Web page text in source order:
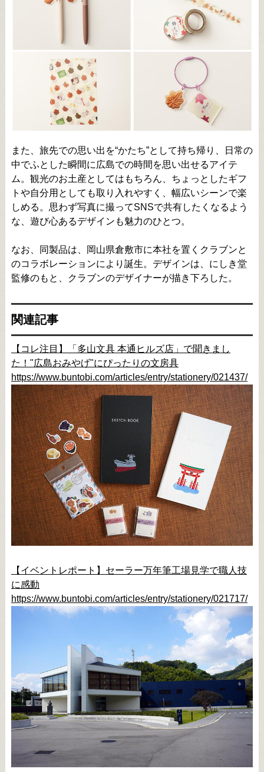
また、旅先での思い出を“かたち”として持ち帰り、日常の
中でふとした瞬間に広島での時間を思い出せるアイテ
ム。観光のお土産としてはもちろん、ちょっとしたギフ
トや自分用としても取り入れやすく、幅広いシーンで楽
しめる。思わず写真に撮ってSNSで共有したくなるよう
な、遊び心あるデザインも魅力のひとつ。
なお、同製品は、岡山県倉敷市に本社を置くクラブンと
のコラボレーションにより誕生。デザインは、にしき堂
監修のもと、クラブンのデザイナーが描き下ろした。
関連記事
【コレ注目】「多山文具 本通ヒルズ店」で聞きまし
た！"広島おみやげ"にぴったりの文房具
https://www.buntobi.com/articles/entry/stationery/021437/
【イベントレポート】セーラー万年筆工場見学で職人技
に感動
https://www.buntobi.com/articles/entry/stationery/021717/